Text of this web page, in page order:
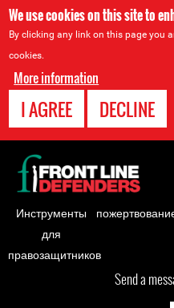
We use cookies on this site to
By clicking any link on this page you
cookies.
More information
I AGREE DECLINE
to
Send a
Back
to
top
Инструменты
для
правозащитников